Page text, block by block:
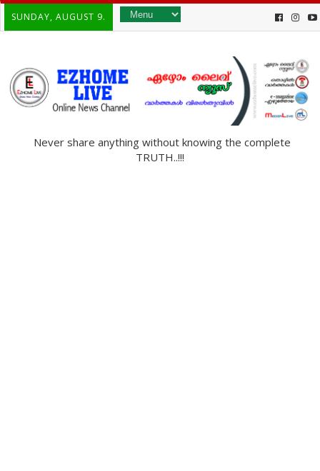
SUNDAY, AUGUST 9.
Never share anything without knowing the complete
TRUTH..!!!